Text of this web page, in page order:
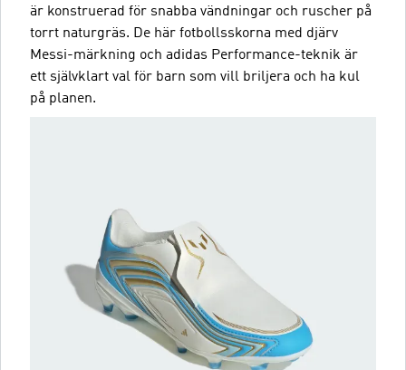
är konstruerad för snabba vändningar och ruscher på
torrt naturgräs. De här fotbollsskorna med djärv
Messi-märkning och adidas Performance-teknik är
ett självklart val för barn som vill briljera och ha kul
på planen.